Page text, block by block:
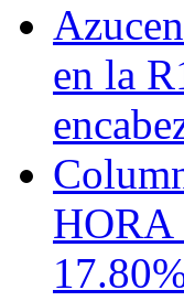
en la
HORA